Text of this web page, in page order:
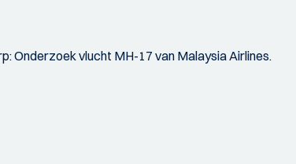
Onderzoek vlucht MH-17 van Malaysia Airlines.